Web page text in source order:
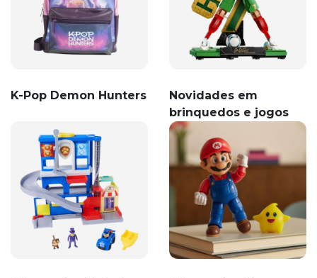
K-Pop Demon Hunters
Novidades em
brinquedos e jogos